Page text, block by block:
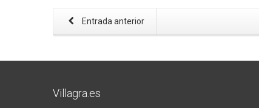
Entrada anterior
Villagra.es